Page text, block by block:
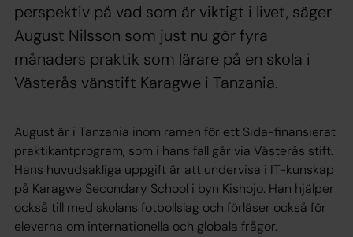
perspektiv på vad som är viktigt i livet, säger
August Nilsson som just nu gör fyra
månaders praktik som lärare på en skola i
Västerås vänstift Karagwe i Tanzania.
August är i Tanzania inom ramen för ett Sida-finansierat
praktikantprogram, som i hans fall går via Västerås stift.
Hans huvudsakliga uppgift är att undervisa i IT-kunskap
på Karagwe Secondary School i byn Kishojo. Han hjälper
också till med skolans fotbollslag och förläser också för
eleverna om internationella och globala frågor.